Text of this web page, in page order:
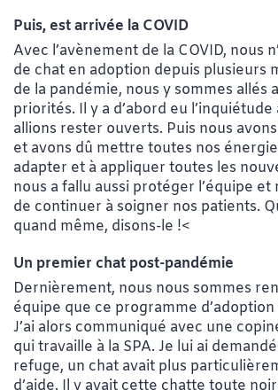
Puis, est arrivée la COVID
Avec l’avènement de la COVID, nous
de chat en adoption depuis plusieurs
de la pandémie, nous y sommes allés
priorités. Il y a d’abord eu l’inquiétude
allions rester ouverts. Puis nous
et avons dû mettre toutes nos
adapter et à appliquer toutes les
nous a fallu aussi protéger l’équipe et
de continuer à soigner nos patients.
quand même, disons-le !<
Un premier chat post-pandémie
Dernièrement, nous nous sommes
équipe que ce programme
J’ai alors communiqué avec une
qui travaille à la SPA. Je lui ai
refuge, un chat avait plus
d’aide. Il y avait cette chatte toute